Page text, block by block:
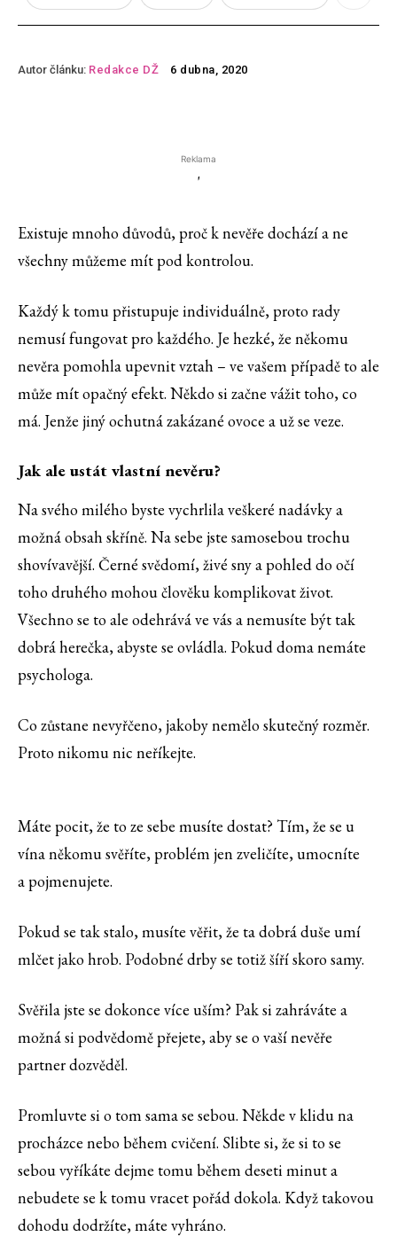
Autor článku: Redakce DŽ 6 dubna, 2020
Reklama
'
Existuje mnoho důvodů, proč k nevěře dochází a ne
všechny můžeme mít pod kontrolou.
Každý k tomu přistupuje individuálně, proto rady
nemusí fungovat pro každého. Je hezké, že někomu
nevěra pomohla upevnit vztah – ve vašem případě to ale
může mít opačný efekt. Někdo si začne vážit toho, co
má. Jenže jiný ochutná zakázané ovoce a už se veze.
Jak ale ustát vlastní nevěru?
Na svého milého byste vychrlila veškeré nadávky a
možná obsah skříně. Na sebe jste samosebou trochu
shovívavější. Černé svědomí, živé sny a pohled do očí
toho druhého mohou člověku komplikovat život.
Všechno se to ale odehrává ve vás a nemusíte být tak
dobrá herečka, abyste se ovládla. Pokud doma nemáte
psychologa.
Co zůstane nevyřčeno, jakoby nemělo skutečný rozměr.
Proto nikomu nic neříkejte.
Máte pocit, že to ze sebe musíte dostat? Tím, že se u
vína někomu svěříte, problém jen zveličíte, umocníte
a pojmenujete.
Pokud se tak stalo, musíte věřit, že ta dobrá duše umí
mlčet jako hrob. Podobné drby se totiž šíří skoro samy.
Svěřila jste se dokonce více uším? Pak si zahráváte a
možná si podvědomě přejete, aby se o vaší nevěře
partner dozvěděl.
Promluvte si o tom sama se sebou. Někde v klidu na
procházce nebo během cvičení. Slibte si, že si to se
sebou vyříkáte dejme tomu během deseti minut a
nebudete se k tomu vracet pořád dokola. Když takovou
dohodu dodržíte, máte vyhráno.